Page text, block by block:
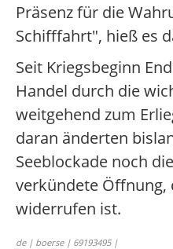
Präsenz für die
Schifffahrt", hieß es
Seit Kriegsbeginn
Handel durch die
weitgehend zum
daran änderten
Seeblockade noch
verkündete
widerrufen ist.
de | boerse | 69193495 |